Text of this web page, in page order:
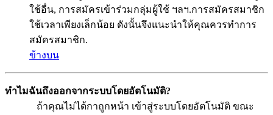
ใช้อื่น, การสมัครเข้าร่วมกลุ่มผู้ใช้ ฯลฯ.การสมัครสมาชิก
ใช้เวลาเพียงเล็กน้อย ดังนั้นจึงแนะนำให้คุณควรทำการ
สมัครสมาชิก.
ข้างบน
ทำไมฉันถึงออกจากระบบโดยอัตโนมัติ?
ถ้าคุณไม่ได้กาถูกหน้า เข้าสู่ระบบโดยอัตโนมัติ ขณะ